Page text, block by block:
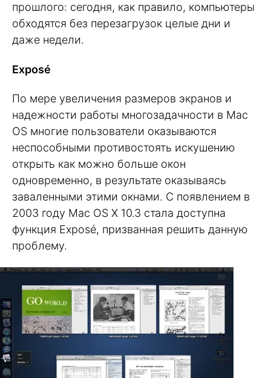
прошлого: сегодня, как правило, компьютеры
обходятся без перезагрузок целые дни и
даже недели.
Exposé
По мере увеличения размеров экранов и
надежности работы многозадачности в Mac
OS многие пользователи оказываются
неспособными противостоять искушению
открыть как можно больше окон
одновременно, в результате оказываясь
заваленными этими окнами. С появлением в
2003 году Mac OS X 10.3 стала доступна
функция Exposé, призванная решить данную
проблему.